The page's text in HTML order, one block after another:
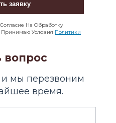
заявку
На Обработку
Условия Политики
вопрос
и мы перезвоним
время.